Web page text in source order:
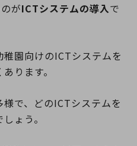
がICTシステムの導入で
園向けのICTシステムを
ります。
で、どのICTシステムを
ょう。